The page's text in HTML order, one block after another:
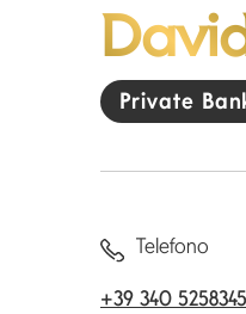
Private
Telefono
+39 340 5258345